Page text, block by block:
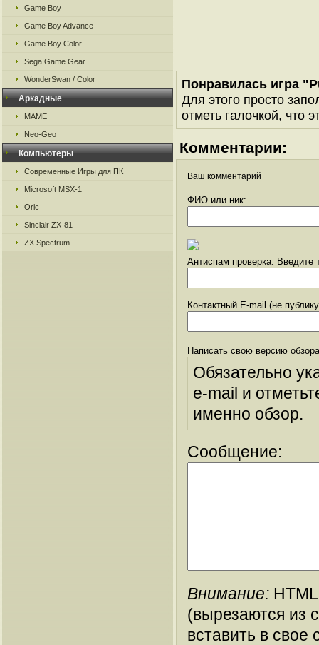
Game Boy
Game Boy Advance
Game Boy Color
Sega Game Gear
WonderSwan / Color
Аркадные
MAME
Neo-Geo
Компьютеры
Современные Игры для ПК
Microsoft MSX-1
Oric
Sinclair ZX-81
ZX Spectrum
Понравилась игра
Для этого просто
отметь галочкой, что
Комментарии:
Ваш комментарий
ФИО или ник:
Антиспам проверка: Введите
Контактный E-mail (не
Написать свою версию
Обязательно
e-mail и
именно обзор.
Сообщение:
Внимание:
(вырезаются из
вставить в